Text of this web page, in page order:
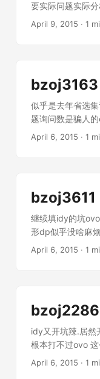
要实际问题实际
后若干个它还可
April 9, 2015 · 1
bzoj3163
似乎是去年省选
题询问数是骗人
的黑暗.把物品强
April 6, 2015 · 1
继续填idy的坑
形dp似乎没啥麻
无语喽.
April 6, 2015 · 1
idy又开坑辣.居然
根本打不过ovo
要讨论一下几个
April 6, 2015 · 1